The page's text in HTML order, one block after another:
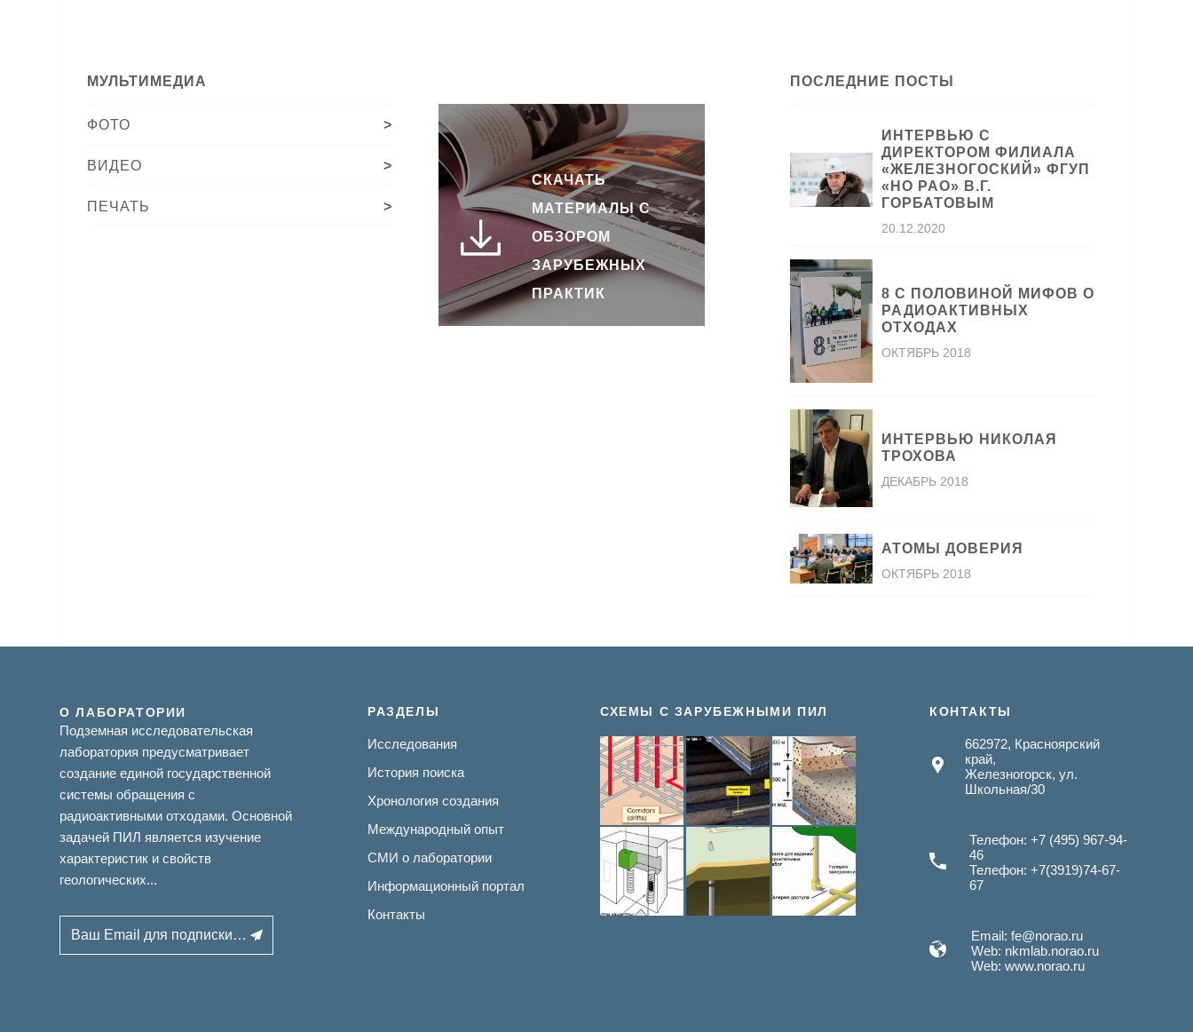
МУЛЬТИМЕДИА
ФОТО >
ВИДЕО >
ПЕЧАТЬ >
СКАЧАТЬ
МАТЕРИАЛЫ С
ОБЗОРОМ
ЗАРУБЕЖНЫХ
ПРАКТИК
ПОСЛЕДНИЕ ПОСТЫ
ИНТЕРВЬЮ С
ДИРЕКТОРОМ ФИЛИАЛА
«ЖЕЛЕЗНОГОСКИЙ» ФГУП
«НО РАО» В.Г.
ГОРБАТОВЫМ
20.12.2020
8 С ПОЛОВИНОЙ МИФОВ О
РАДИОАКТИВНЫХ
ОТХОДАХ
ОКТЯБРЬ 2018
ИНТЕРВЬЮ НИКОЛАЯ
ТРОХОВА
ДЕКАБРЬ 2018
АТОМЫ ДОВЕРИЯ
ОКТЯБРЬ 2018
О ЛАБОРАТОРИИ
Подземная исследовательская
лаборатория предусматривает
создание единой государственной
системы обращения с
радиоактивными отходами. Основной
задачей ПИЛ является изучение
характеристик и свойств
геологических...
РАЗДЕЛЫ
Исследования
История поиска
Хронология создания
Международный опыт
СМИ о лаборатории
Информационный портал
Контакты
СХЕМЫ С ЗАРУБЕЖНЫМИ ПИЛ КОНТАКТЫ
662972, Красноярский
край,
Железногорск, ул.
Школьная/30
Телефон: +7 (495) 967-94-
46
Телефон: +7(3919)74-67-
67
Email: fe@norao.ru
Web: nkmlab.norao.ru
Web: www.norao.ru